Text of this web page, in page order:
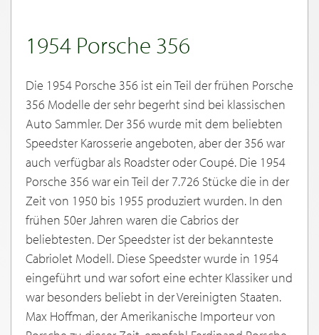
1954 Porsche 356
Die 1954 Porsche 356 ist ein Teil der frühen Porsche
356 Modelle der sehr begerht sind bei klassischen
Auto Sammler. Der 356 wurde mit dem beliebten
Speedster Karosserie angeboten, aber der 356 war
auch verfügbar als Roadster oder Coupé. Die 1954
Porsche 356 war ein Teil der 7.726 Stücke die in der
Zeit von 1950 bis 1955 produziert wurden. In den
frühen 50er Jahren waren die Cabrios der
beliebtesten. Der Speedster ist der bekannteste
Cabriolet Modell. Diese Speedster wurde in 1954
eingeführt und war sofort eine echter Klassiker und
war besonders beliebt in der Vereinigten Staaten.
Max Hoffman, der Amerikanische Importeur von